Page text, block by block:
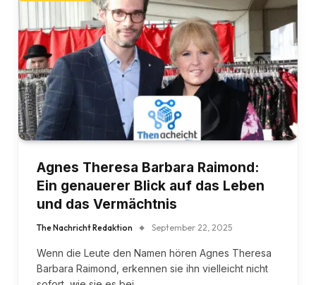
Agnes Theresa Barbara Raimond:
Ein genauerer Blick auf das Leben
und das Vermächtnis
The Nachricht Redaktion September 22, 2025
Wenn die Leute den Namen hören Agnes Theresa
Barbara Raimond, erkennen sie ihn vielleicht nicht